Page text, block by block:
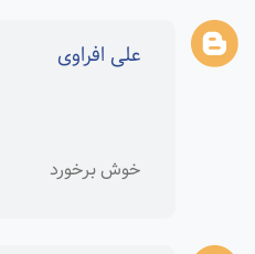
علی افراوی
خوش برخورد